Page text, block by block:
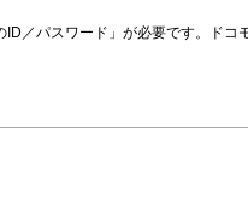
／パスワード」が必要です。ドコ